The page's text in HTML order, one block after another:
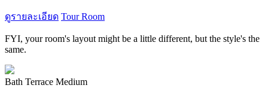
ดูรายละเอียด Tour Room
FYI, your room's layout might be a little different, but the style's the
same.
Bath Terrace Medium